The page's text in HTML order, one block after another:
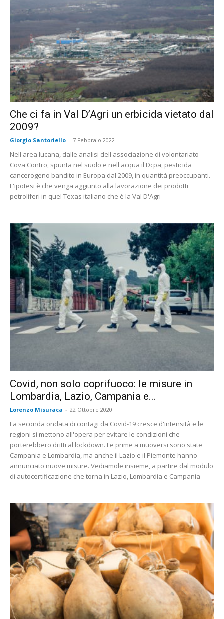
Che ci fa in Val D’Agri un erbicida vietato dal
2009?
Giorgio Santoriello - 7 Febbraio 2022
Nell'area lucana, dalle analisi dell'associazione di volontariato
Cova Contro, spunta nel suolo e nell'acqua il Dcpa, pesticida
cancerogeno bandito in Europa dal 2009, in quantità preoccupanti.
L'ipotesi è che venga aggiunto alla lavorazione dei prodotti
petroliferi in quel Texas italiano che è la Val D'Agri
Covid, non solo coprifuoco: le misure in
Lombardia, Lazio, Campania e...
Lorenzo Misuraca - 22 Ottobre 2020
La seconda ondata di contagi da Covid-19 cresce d'intensità e le
regioni si mettono all'opera per evitare le condizioni che
porterebbero dritti al lockdown. Le prime a muoversi sono state
Campania e Lombardia, ma anche il Lazio e il Piemonte hanno
annunciato nuove misure. Vediamole insieme, a partire dal modulo
di autocertificazione che torna in Lazio, Lombardia e Campania